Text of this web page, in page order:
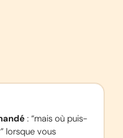
: “mais où puis-
lorsque vous